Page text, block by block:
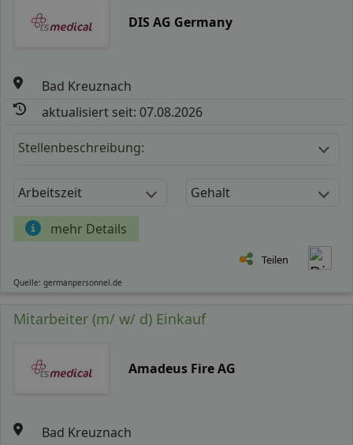
DIS AG Germany
Bad Kreuznach
aktualisiert seit: 07.08.2026
Stellenbeschreibung:
Arbeitszeit Gehalt
mehr Details
Teilen
Quelle: germanpersonnel.de
Mitarbeiter (m/ w/ d) Einkauf
Amadeus Fire AG
Bad Kreuznach